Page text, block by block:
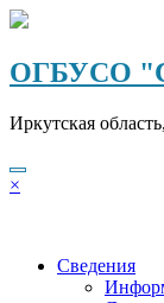
Перейти
содержимому
ОГБУСО
Иркутская
×
Сведения